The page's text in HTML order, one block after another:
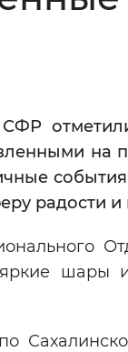
СФР
на
радости
шары